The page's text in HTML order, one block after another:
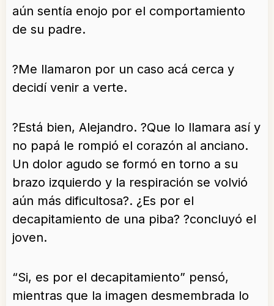
aún sentía enojo por el comportamiento
de su padre.
?Me llamaron por un caso acá cerca y
decidí venir a verte.
?Está bien, Alejandro. ?Que lo llamara así y
no papá le rompió el corazón al anciano.
Un dolor agudo se formó en torno a su
brazo izquierdo y la respiración se volvió
aún más dificultosa?. ¿Es por el
decapitamiento de una piba? ?concluyó el
joven.
“Si, es por el decapitamiento” pensó,
mientras que la imagen desmembrada lo